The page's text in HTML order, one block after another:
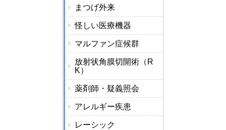
まつげ外来
怪しい医療機器
マルファン症候群
放射状角膜切開術（R
K）
薬剤師・疑義照会
アレルギー疾患
レーシック